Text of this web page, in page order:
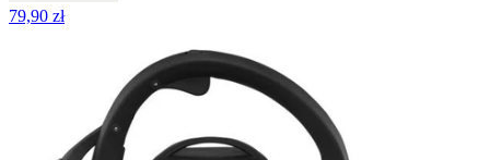
79,90 zł